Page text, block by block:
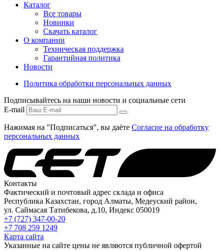
Каталог
Все товары
Новинки
Скачать каталог
О компании
Техническая поддержка
Гарантийная политика
Новости
Политика обработки персональных данных
Подписывайтесь на наши новости и социальные сети
E-mail
Нажимая на "Подписаться", вы даёте Согласие на обработку
персональных данных
Контакты
Фактический и почтовый адрес склада и офиса
Республика Казахстан, город Алматы, Медеуский район,
ул. Саймасая Татибекова, д.10, Индекс 050019
+7 (727) 347-00-20
+7 708 259 1249
Карта сайта
Указанные на сайте цены не являются публичной офертой